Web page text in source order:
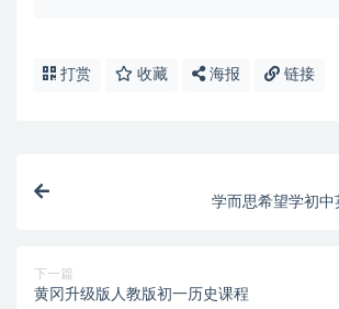
打赏 收藏 海报 链接
学而思希望学初
下一篇
黄冈升级版人教版初一历史课程